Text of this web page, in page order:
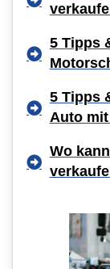
5 Tipps
5 Tipps
Auto
Wo